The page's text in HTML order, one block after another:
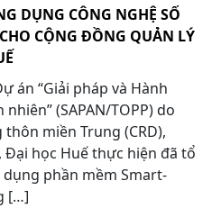
DỤNG CÔNG NGHỆ SỐ
CỘNG ĐỒNG QUẢN LÝ
án “Giải pháp và Hành
(SAPAN/TOPP) do
miền Trung (CRD),
học Huế thực hiện đã tổ
phần mềm Smart-
[…]